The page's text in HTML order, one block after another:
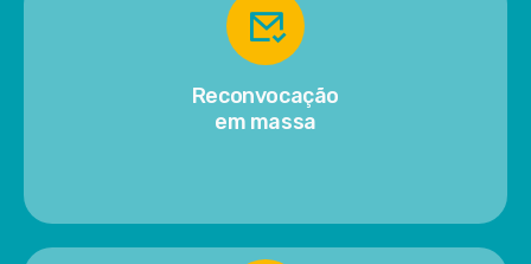
Reconvocação
em massa